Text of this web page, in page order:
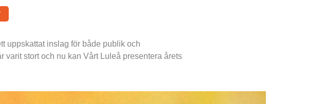
uppskattat inslag för både publik och
varit stort och nu kan Vårt Luleå presentera årets